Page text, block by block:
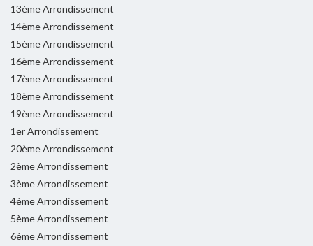
13ème Arrondissement
14ème Arrondissement
15ème Arrondissement
16ème Arrondissement
17ème Arrondissement
18ème Arrondissement
19ème Arrondissement
1er Arrondissement
20ème Arrondissement
2ème Arrondissement
3ème Arrondissement
4ème Arrondissement
5ème Arrondissement
6ème Arrondissement